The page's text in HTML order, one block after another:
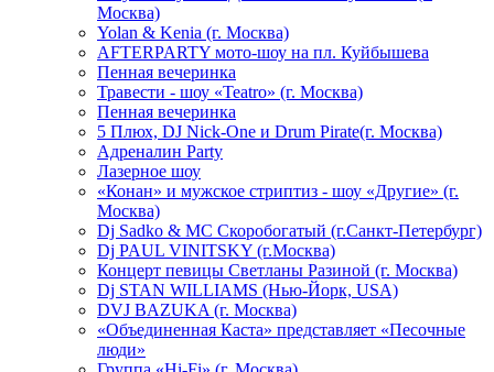
Москва)
Yolan & Kenia (г. Москва)
AFTERPARTY мото-шоу на пл. Куйбышева
Пенная вечеринка
Травести - шоу «Teatro» (г. Москва)
Пенная вечеринка
5 Плюх, DJ Nick-One и Drum Pirate(г. Москва)
Адреналин Party
Лазерное шоу
«Конан» и мужское стриптиз - шоу «Другие» (г.
Москва)
Dj Sadko & МС Скоробогатый (г.Санкт-Петербург)
Dj PAUL VINITSKY (г.Москва)
Концерт певицы Светланы Разиной (г. Москва)
Dj STAN WILLIAMS (Нью-Йорк, USA)
DVJ BAZUKA (г. Москва)
«Объединенная Каста» представляет «Песочные
люди»